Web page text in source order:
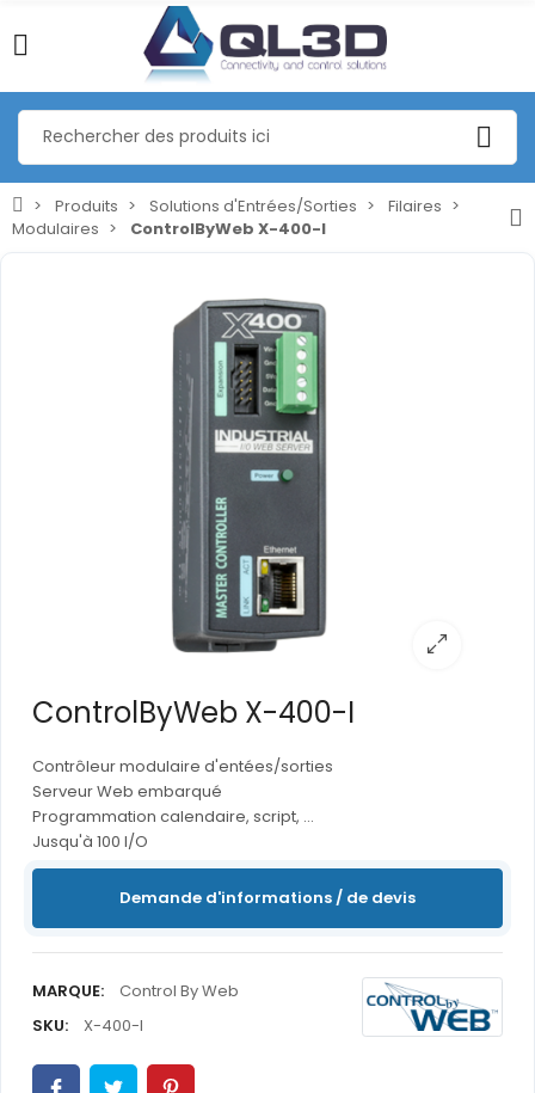
Produits Solutions d'Entrées/Sorties
Filaires
Modulaires
ControlByWeb X-400-I
ControlByWeb X-400-I
Contrôleur modulaire d'entées/sorties
Serveur Web embarqué
Programmation calendaire, script, ...
Jusqu'à 100 I/O
Demande d'informations / de devis
MARQUE:
Control By Web
SKU:
X-400-I